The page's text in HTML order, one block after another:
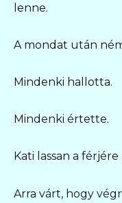
lenne.
A mondat után
Mindenki hallotta.
Mindenki értette.
Kati lassan a
Arra várt, hogy